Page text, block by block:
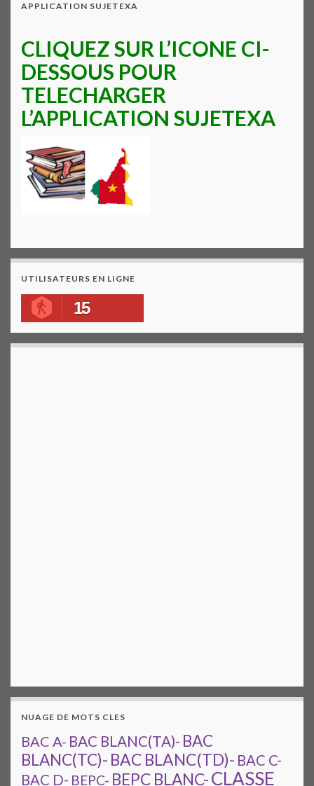
APPLICATION SUJETEXA
CLIQUEZ SUR L’ICONE CI-
DESSOUS POUR
TELECHARGER
L’APPLICATION SUJETEXA
UTILISATEURS EN LIGNE
15
NUAGE DE MOTS CLES
BAC A- BAC BLANC(TA)- BAC
BLANC(TC)- BAC BLANC(TD)- BAC C-
BAC D- BEPC- BEPC BLANC-CLASSE